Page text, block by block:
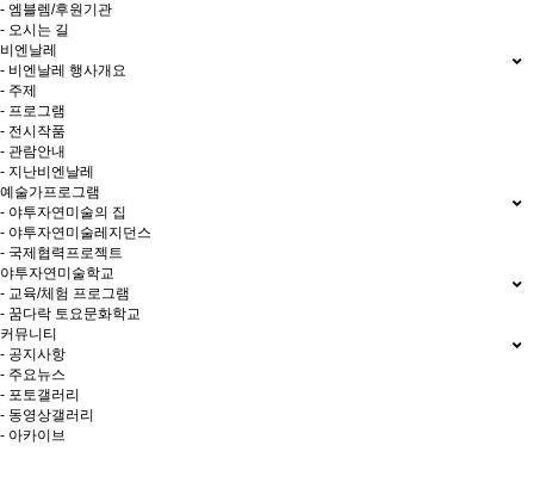
- 엠블렘/후원기관
- 오시는 길
비엔날레
- 비엔날레 행사개요
- 주제
- 프로그램
- 전시작품
- 관람안내
- 지난비엔날레
예술가프로그램
- 야투자연미술의 집
- 야투자연미술레지던스
- 국제협력프로젝트
야투자연미술학교
- 교육/체험 프로그램
- 꿈다락 토요문화학교
커뮤니티
- 공지사항
- 주요뉴스
- 포토갤러리
- 동영상갤러리
- 아카이브